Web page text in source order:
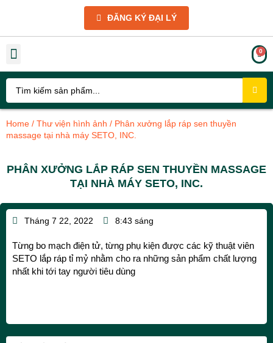
ĐĂNG KÝ ĐẠI LÝ
Home / Thư viện hình ảnh / Phân xưởng lắp ráp sen thuyền
massage tại nhà máy SETO, INC.
PHÂN XƯỞNG LẮP RÁP SEN THUYỀN MASSAGE
TẠI NHÀ MÁY SETO, INC.
Tháng 7 22, 2022 8:43 sáng
Từng bo mạch điện tử, từng phụ kiện được các kỹ thuật viên
SETO lắp ráp tỉ mỷ nhằm cho ra những sản phẩm chất lượng
nhất khi tới tay người tiêu dùng